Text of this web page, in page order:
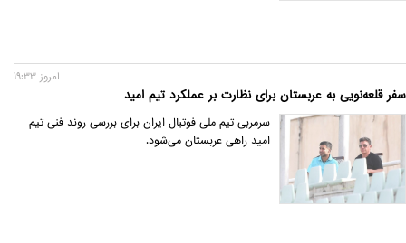
سفر قلعه‌نویی به عربستان برای نظارت بر عملکرد تیم امید
امروز 19:33
سرمربی تیم ملی فوتبال ایران برای بررسی روند فنی تیم
امید راهی عربستان می‌شود.